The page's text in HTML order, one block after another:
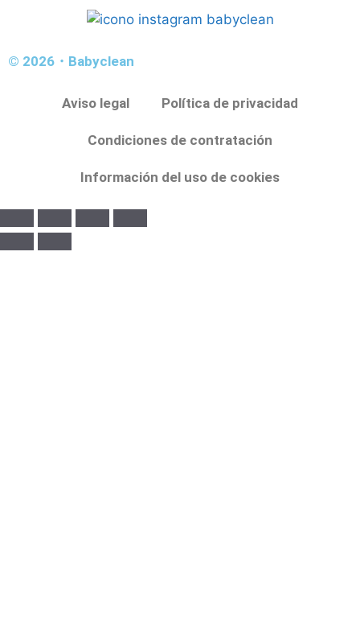
© 2026・Babyclean
Aviso legal Política de privacidad
Condiciones de contratación
Información del uso de cookies